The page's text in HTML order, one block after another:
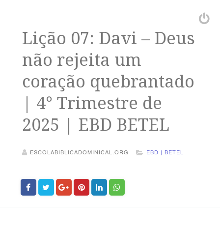
Lição 07: Davi – Deus
não rejeita um
coração quebrantado
| 4° Trimestre de
2025 | EBD BETEL
ESCOLABIBLICADOMINICAL.ORG EBD | BETEL